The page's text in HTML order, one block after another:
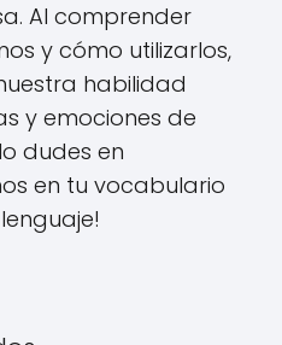
Al comprender
y cómo utilizarlos,
habilidad
y emociones de
dudes en
en tu vocabulario